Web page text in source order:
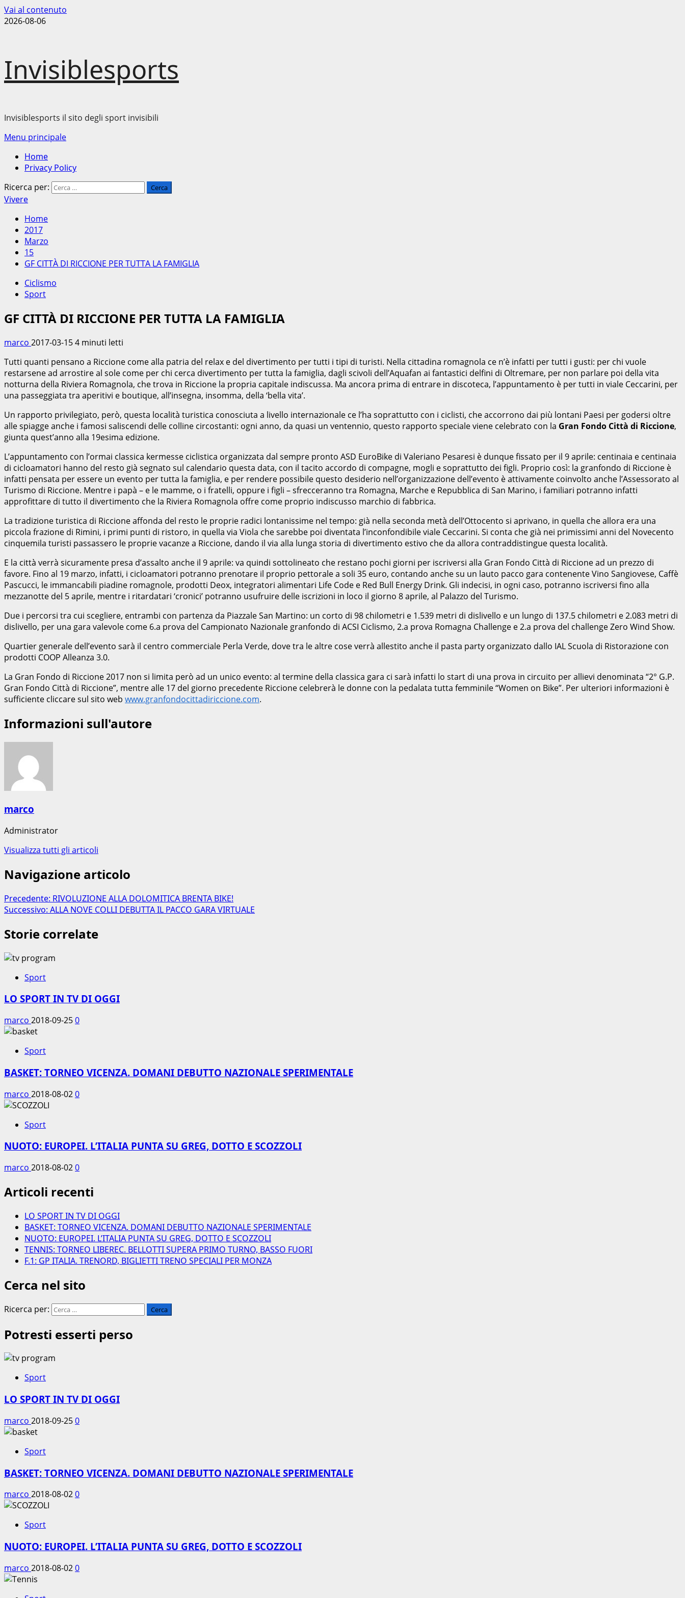
Vai al contenuto
2026-08-06
Invisiblesports
Invisiblesports il sito degli sport invisibili
Menu principale
Home
Privacy Policy
Ricerca per:
Vivere
Home
2017
Marzo
15
GF CITTÀ DI RICCIONE PER TUTTA LA FAMIGLIA
Ciclismo
Sport
GF CITTÀ DI RICCIONE PER TUTTA LA FAMIGLIA
marco 2017-03-154 minuti letti
Tutti quanti pensano a Riccione come alla patria del relax e del divertimento per tutti i tipi di turisti. Nella cittadina romagnola ce n’è infatti per tutti i gusti: per chi vuole
restarsene ad arrostire al sole come per chi cerca divertimento per tutta la famiglia, dagli scivoli dell’Aquafan ai fantastici delfini di Oltremare, per non parlare poi della vita
notturna della Riviera Romagnola, che trova in Riccione la propria capitale indiscussa. Ma ancora prima di entrare in discoteca, l’appuntamento è per tutti in viale Ceccarini, per
una passeggiata tra aperitivi e boutique, all’insegna, insomma, della ‘bella vita’.
Un rapporto privilegiato, però, questa località turistica conosciuta a livello internazionale ce l’ha soprattutto con i ciclisti, che accorrono dai più lontani Paesi per godersi oltre
alle spiagge anche i famosi saliscendi delle colline circostanti: ogni anno, da quasi un ventennio, questo rapporto speciale viene celebrato con la Gran Fondo Città di Riccione,
giunta quest’anno alla 19esima edizione.
L’appuntamento con l’ormai classica kermesse ciclistica organizzata dal sempre pronto ASD EuroBike di Valeriano Pesaresi è dunque fissato per il 9 aprile: centinaia e centinaia
di cicloamatori hanno del resto già segnato sul calendario questa data, con il tacito accordo di compagne, mogli e soprattutto dei figli. Proprio così: la granfondo di Riccione è
infatti pensata per essere un evento per tutta la famiglia, e per rendere possibile questo desiderio nell’organizzazione dell’evento è attivamente coinvolto anche l’Assessorato al
Turismo di Riccione. Mentre i papà – e le mamme, o i fratelli, oppure i figli – sfrecceranno tra Romagna, Marche e Repubblica di San Marino, i familiari potranno infatti
approfittare di tutto il divertimento che la Riviera Romagnola offre come proprio indiscusso marchio di fabbrica.
La tradizione turistica di Riccione affonda del resto le proprie radici lontanissime nel tempo: già nella seconda metà dell’Ottocento si aprivano, in quella che allora era una
piccola frazione di Rimini, i primi punti di ristoro, in quella via Viola che sarebbe poi diventata l’inconfondibile viale Ceccarini. Si conta che già nei primissimi anni del Novecento
cinquemila turisti passassero le proprie vacanze a Riccione, dando il via alla lunga storia di divertimento estivo che da allora contraddistingue questa località.
E la città verrà sicuramente presa d’assalto anche il 9 aprile: va quindi sottolineato che restano pochi giorni per iscriversi alla Gran Fondo Città di Riccione ad un prezzo di
favore. Fino al 19 marzo, infatti, i cicloamatori potranno prenotare il proprio pettorale a soli 35 euro, contando anche su un lauto pacco gara contenente Vino Sangiovese, Caffè
Pascucci, le immancabili piadine romagnole, prodotti Deox, integratori alimentari Life Code e Red Bull Energy Drink. Gli indecisi, in ogni caso, potranno iscriversi fino alla
mezzanotte del 5 aprile, mentre i ritardatari ‘cronici’ potranno usufruire delle iscrizioni in loco il giorno 8 aprile, al Palazzo del Turismo.
Due i percorsi tra cui scegliere, entrambi con partenza da Piazzale San Martino: un corto di 98 chilometri e 1.539 metri di dislivello e un lungo di 137.5 chilometri e 2.083 metri di
dislivello, per una gara valevole come 6.a prova del Campionato Nazionale granfondo di ACSI Ciclismo, 2.a prova Romagna Challenge e 2.a prova del challenge Zero Wind Show.
Quartier generale dell’evento sarà il centro commerciale Perla Verde, dove tra le altre cose verrà allestito anche il pasta party organizzato dallo IAL Scuola di Ristorazione con
prodotti COOP Alleanza 3.0.
La Gran Fondo di Riccione 2017 non si limita però ad un unico evento: al termine della classica gara ci sarà infatti lo start di una prova in circuito per allievi denominata “2° G.P.
Gran Fondo Città di Riccione”, mentre alle 17 del giorno precedente Riccione celebrerà le donne con la pedalata tutta femminile “Women on Bike”. Per ulteriori informazioni è
sufficiente cliccare sul sito web www.granfondocittadiriccione.com.
Informazioni sull'autore
marco
Administrator
Visualizza tutti gli articoli
Navigazione articolo
Precedente: RIVOLUZIONE ALLA DOLOMITICA BRENTA BIKE!
Successivo: ALLA NOVE COLLI DEBUTTA IL PACCO GARA VIRTUALE
Storie correlate
Sport
LO SPORT IN TV DI OGGI
marco 2018-09-250
Sport
BASKET: TORNEO VICENZA. DOMANI DEBUTTO NAZIONALE SPERIMENTALE
marco 2018-08-020
Sport
NUOTO: EUROPEI. L’ITALIA PUNTA SU GREG, DOTTO E SCOZZOLI
marco 2018-08-020
Articoli recenti
LO SPORT IN TV DI OGGI
BASKET: TORNEO VICENZA. DOMANI DEBUTTO NAZIONALE SPERIMENTALE
NUOTO: EUROPEI. L’ITALIA PUNTA SU GREG, DOTTO E SCOZZOLI
TENNIS: TORNEO LIBEREC. BELLOTTI SUPERA PRIMO TURNO, BASSO FUORI
F.1: GP ITALIA. TRENORD, BIGLIETTI TRENO SPECIALI PER MONZA
Cerca nel sito
Ricerca per:
Potresti esserti perso
Sport
LO SPORT IN TV DI OGGI
marco 2018-09-250
Sport
BASKET: TORNEO VICENZA. DOMANI DEBUTTO NAZIONALE SPERIMENTALE
marco 2018-08-020
Sport
NUOTO: EUROPEI. L’ITALIA PUNTA SU GREG, DOTTO E SCOZZOLI
marco 2018-08-020